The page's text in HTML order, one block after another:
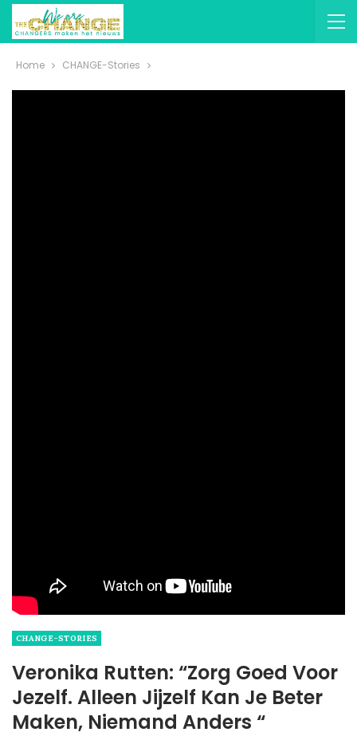
Home CHANGE-Stories
CHANGE-STORIES
Veronika Rutten: “Zorg Goed Voor
Jezelf. Alleen Jijzelf Kan Je Beter
Maken, Niemand Anders “